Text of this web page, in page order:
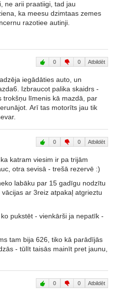
ne arii praatiigi, tad jau
ka meesu dzimtaas zemes
razotiee autinji.
0 0 Atbildēt
iegādāties auto, un
Izbraucot palika skaidrs -
trokšņu līmenis kā mazdā, par
Arī tas motorīts jau tik
0 0 Atbildēt
katram viesim ir pa trijām
otra sevisā - trešā rezervē :)
labāku par 15 gadīgu nodzītu
ar 3reiz atpakaļ atgrieztu
pukstēt - vienkārši ja nepatīk -
tam bija 626, tiko kā parādījās
- tūlīt taisās mainīt pret jaunu,
0 0 Atbildēt